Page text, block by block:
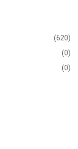
(620)
(0)
(0)